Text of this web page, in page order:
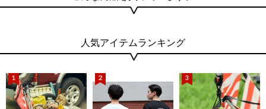
人気アイテムランキング